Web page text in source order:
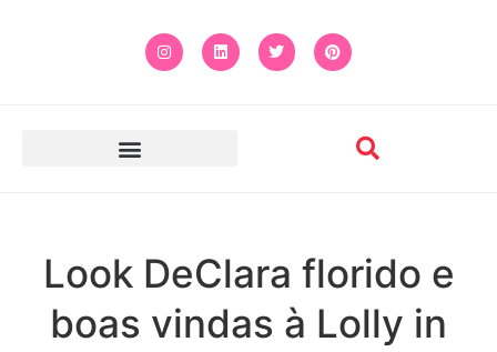
Look DeClara florido e
boas vindas à Lolly in